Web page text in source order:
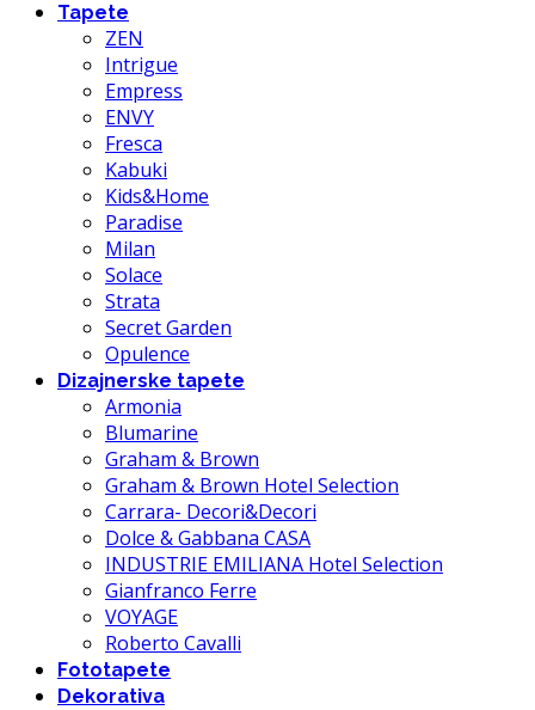
Tapete
ZEN
Intrigue
Empress
ENVY
Fresca
Kabuki
Kids&Home
Paradise
Milan
Solace
Strata
Secret Garden
Opulence
Dizajnerske tapete
Armonia
Blumarine
Graham & Brown
Graham & Brown Hotel Selection
Carrara- Decori&Decori
Dolce & Gabbana CASA
INDUSTRIE EMILIANA Hotel Selection
Gianfranco Ferre
VOYAGE
Roberto Cavalli
Fototapete
Dekorativa